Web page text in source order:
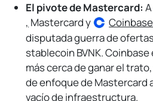
El pivote de Mastercard:
, Mastercard y Coinbase
disputada guerra de
stablecoin BVNK.
más cerca de ganar el
de enfoque de Mastercard
vacío de infraestructura.